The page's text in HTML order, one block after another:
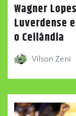
Wagner
Luverdense
o Ceilândia
Vilson Zeni